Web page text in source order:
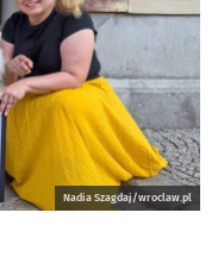
Nadia Szagdaj/wroclaw.pl